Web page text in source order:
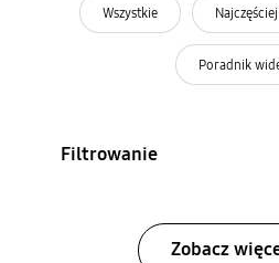
Wszystkie
Poradnik
Filtrowanie
Zobacz